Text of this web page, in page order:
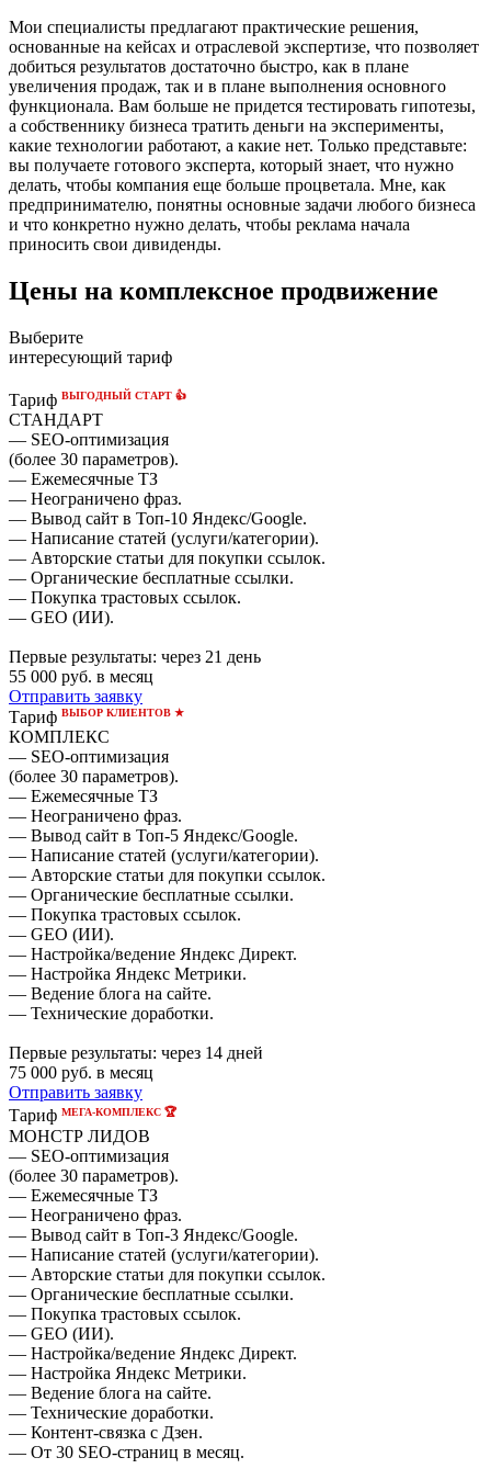
Мои специалисты предлагают практические решения,
основанные на кейсах и отраслевой экспертизе, что позволяет
добиться результатов достаточно быстро, как в плане
увеличения продаж, так и в плане выполнения основного
функционала. Вам больше не придется тестировать гипотезы,
а собственнику бизнеса тратить деньги на эксперименты,
какие технологии работают, а какие нет. Только представьте:
вы получаете готового эксперта, который знает, что нужно
делать, чтобы компания еще больше процветала. Мне, как
предпринимателю, понятны основные задачи любого бизнеса
и что конкретно нужно делать, чтобы реклама начала
приносить свои дивиденды.
Цены на комплексное продвижение
Выберите
интересующий тариф
Тариф ВЫГОДНЫЙ СТАРТ 👍
СТАНДАРТ
— SEO-оптимизация
(более 30 параметров).
— Ежемесячные ТЗ
— Неограничено фраз.
— Вывод сайт в Топ-10 Яндекс/Google.
— Написание статей (услуги/категории).
— Авторские статьи для покупки ссылок.
— Органические бесплатные ссылки.
— Покупка трастовых ссылок.
— GEO (ИИ).
Первые результаты: через 21 день
55 000 руб. в месяц
Отправить заявку
Тариф ВЫБОР КЛИЕНТОВ ★
КОМПЛЕКС
— SEO-оптимизация
(более 30 параметров).
— Ежемесячные ТЗ
— Неограничено фраз.
— Вывод сайт в Топ-5 Яндекс/Google.
— Написание статей (услуги/категории).
— Авторские статьи для покупки ссылок.
— Органические бесплатные ссылки.
— Покупка трастовых ссылок.
— GEO (ИИ).
— Настройка/ведение Яндекс Директ.
— Настройка Яндекс Метрики.
— Ведение блога на сайте.
— Технические доработки.
Первые результаты: через 14 дней
75 000 руб. в месяц
Отправить заявку
Тариф МЕГА-КОМПЛЕКС 🏆
МОНСТР ЛИДОВ
— SEO-оптимизация
(более 30 параметров).
— Ежемесячные ТЗ
— Неограничено фраз.
— Вывод сайт в Топ-3 Яндекс/Google.
— Написание статей (услуги/категории).
— Авторские статьи для покупки ссылок.
— Органические бесплатные ссылки.
— Покупка трастовых ссылок.
— GEO (ИИ).
— Настройка/ведение Яндекс Директ.
— Настройка Яндекс Метрики.
— Ведение блога на сайте.
— Технические доработки.
— Контент-связка с Дзен.
— От 30 SEO-страниц в месяц.